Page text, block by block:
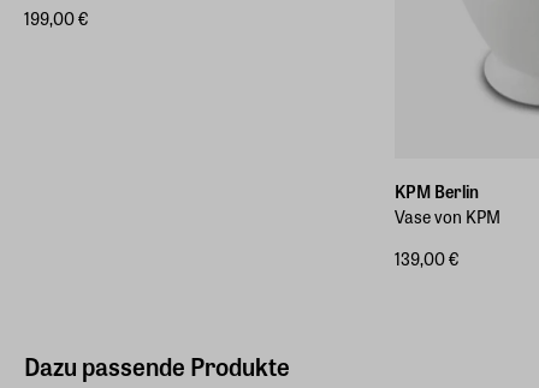
199,00 €
KPM Berlin
Vase von KPM
139,00 €
Dazu passende Produkte